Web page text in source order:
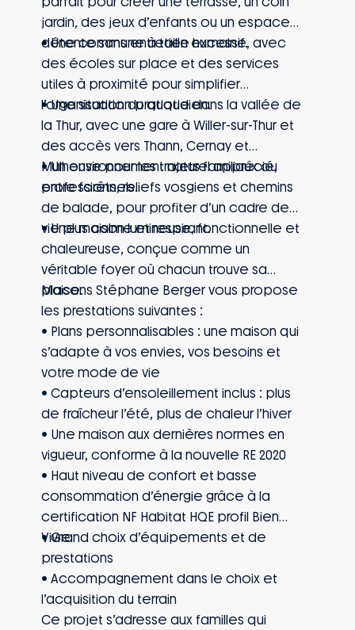
jardin, des jeux d’enfants ou un espace
détente sans entretien excessif.
• Une commune à taille humaine, avec
des écoles sur place et des services
utiles à proximité pour simplifier
l’organisation du quotidien.
• Une situation pratique dans la vallée de
la Thur, avec une gare à Willer-sur-Thur et
des accès vers Thann, Cernay et
Mulhouse pour les trajets familiaux ou
professionnels.
• Un environnement naturel apprécié,
entre forêts, reliefs vosgiens et chemins
de balade, pour profiter d’un cadre de
vie plus calme et respirant.
• Une maison lumineuse, fonctionnelle et
chaleureuse, conçue comme un
véritable foyer où chacun trouve sa
place.
Maisons Stéphane Berger vous propose
les prestations suivantes :
• Plans personnalisables : une maison qui
s’adapte à vos envies, vos besoins et
votre mode de vie
• Capteurs d’ensoleillement inclus : plus
de fraîcheur l’été, plus de chaleur l’hiver
• Une maison aux dernières normes en
vigueur, conforme à la nouvelle RE 2020
• Haut niveau de confort et basse
consommation d’énergie grâce à la
certification NF Habitat HQE profil Bien
Vivre
• Grand choix d’équipements et de
prestations
• Accompagnement dans le choix et
l’acquisition du terrain
Ce projet s’adresse aux familles qui